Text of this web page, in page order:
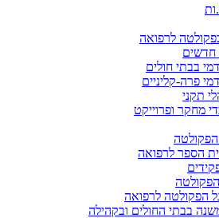
לרפואה
חדשים
בבתי חולים
פרה-קליניים
תקני
מחקר ופרוייקט
הספר לרפואה
הפקולטה לרפואה
בבתי החולים ובקהילה